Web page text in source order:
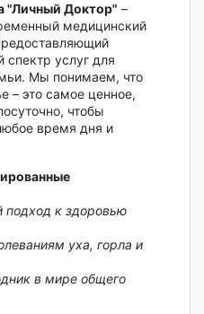
"Личный Доктор" –
медицинский
спектр услуг для
Мы понимаем, что
– это самое ценное,
чтобы
время дня и
подход к здоровью
уха, горла и
в мире общего